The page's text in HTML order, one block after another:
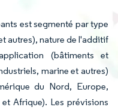
est segmenté par type
autres), nature de l'additif
(bâtiments et
marine et autres)
du Nord, Europe,
Afrique). Les prévisions